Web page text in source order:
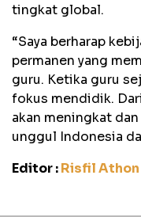
tingkat global.
“Saya berharap
permanen yang
guru. Ketika guru
fokus mendidik.
akan meningkat
unggul Indonesia
Editor :Risfil Athon